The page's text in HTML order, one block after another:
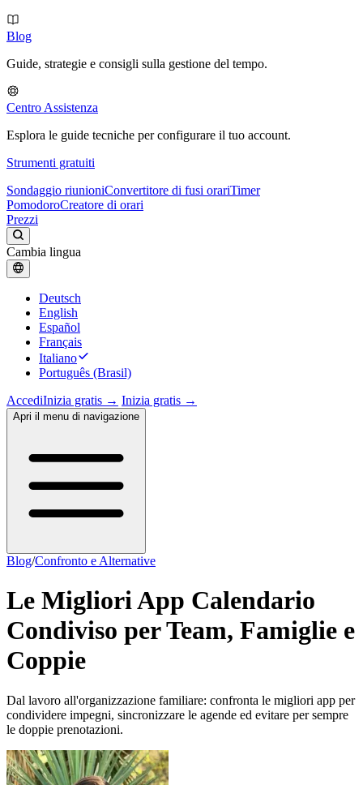
Blog
Guide, strategie e consigli sulla gestione del tempo.
Centro Assistenza
Esplora le guide tecniche per configurare il tuo account.
Strumenti gratuiti
Sondaggio riunioniConvertitore di fusi orariTimer
PomodoroCreatore di orari
Prezzi
Cambia lingua
Deutsch
English
Español
Français
Italiano
Português (Brasil)
AccediInizia gratis → Inizia gratis →
Apri il menu di navigazione
Blog/Confronto e Alternative
Le Migliori App Calendario
Condiviso per Team, Famiglie e
Coppie
Dal lavoro all'organizzazione familiare: confronta le migliori app per
condividere impegni, sincronizzare le agende ed evitare per sempre
le doppie prenotazioni.